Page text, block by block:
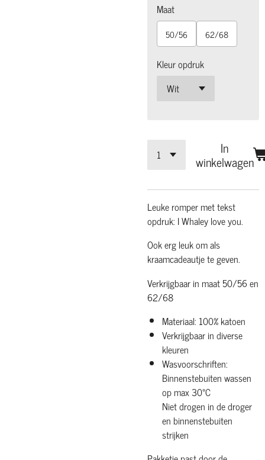
Maat
50/56 62/68
Kleur opdruk
In
winkelwagen
Leuke romper met tekst
opdruk: I Whaley love you.
Ook erg leuk om als
kraamcadeautje te geven.
Verkrijgbaar in maat 50/56 en
62/68
Materiaal: 100% katoen
Verkrijgbaar in diverse
kleuren
Wasvoorschriften:
Binnenstebuiten wassen
op max 30°C
Niet drogen in de droger
en binnenstebuiten
strijken